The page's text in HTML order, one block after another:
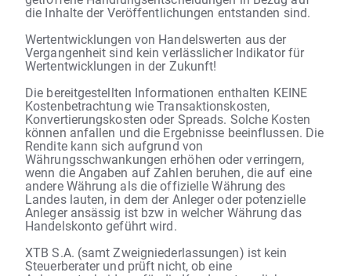
die Inhalte der Veröffentlichungen entstanden sind.
Wertentwicklungen von Handelswerten aus der
Vergangenheit sind kein verlässlicher Indikator für
Wertentwicklungen in der Zukunft!
Die bereitgestellten Informationen enthalten KEINE
Kostenbetrachtung wie Transaktionskosten,
Konvertierungskosten oder Spreads. Solche Kosten
können anfallen und die Ergebnisse beeinflussen. Die
Rendite kann sich aufgrund von
Währungsschwankungen erhöhen oder verringern,
wenn die Angaben auf Zahlen beruhen, die auf eine
andere Währung als die offizielle Währung des
Landes lauten, in dem der Anleger oder potenzielle
Anleger ansässig ist bzw in welcher Währung das
Handelskonto geführt wird.
XTB S.A. (samt Zweigniederlassungen) ist kein
Steuerberater und prüft nicht, ob eine